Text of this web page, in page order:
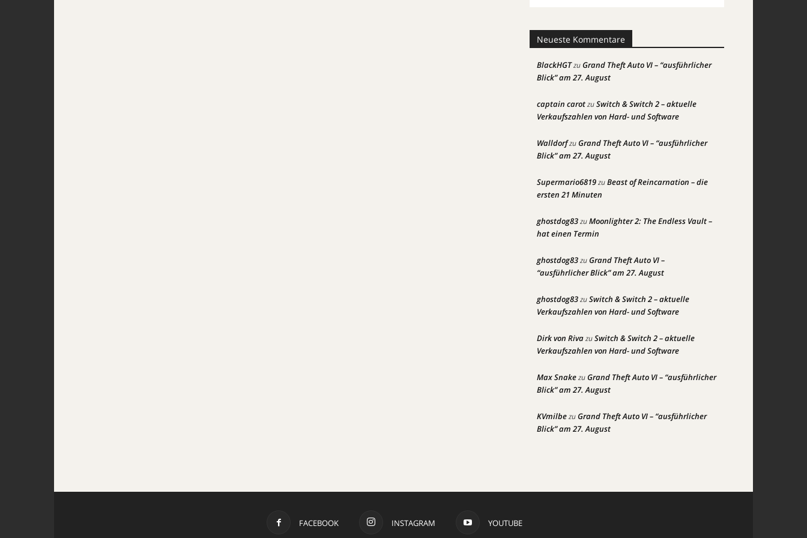
Neueste Kommentare
BlackHGTzuGrand Theft Auto VI – “ausführlicher
Blick” am 27. August
captain carotzuSwitch & Switch 2 – aktuelle
Verkaufszahlen von Hard- und Software
WalldorfzuGrand Theft Auto VI – “ausführlicher
Blick” am 27. August
Supermario6819zuBeast of Reincarnation – die
ersten 21 Minuten
ghostdog83zuMoonlighter 2: The Endless Vault –
hat einen Termin
ghostdog83zuGrand Theft Auto VI –
“ausführlicher Blick” am 27. August
ghostdog83zuSwitch & Switch 2 – aktuelle
Verkaufszahlen von Hard- und Software
Dirk von RivazuSwitch & Switch 2 – aktuelle
Verkaufszahlen von Hard- und Software
Max SnakezuGrand Theft Auto VI – “ausführlicher
Blick” am 27. August
KVmilbezuGrand Theft Auto VI – “ausführlicher
Blick” am 27. August
FACEBOOK INSTAGRAM YOUTUBE